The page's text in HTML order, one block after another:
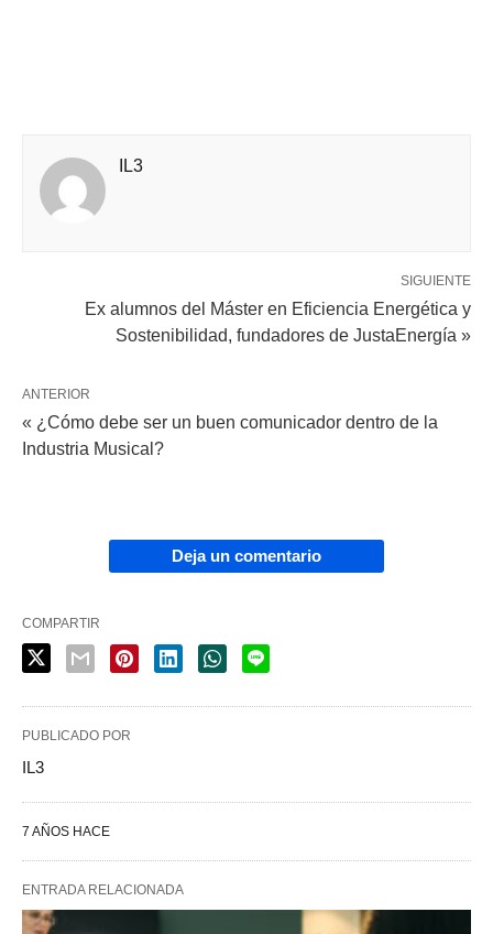
IL3
SIGUIENTE
Ex alumnos del Máster en Eficiencia Energética y
Sostenibilidad, fundadores de JustaEnergía »
ANTERIOR
« ¿Cómo debe ser un buen comunicador dentro de la
Industria Musical?
Deja un comentario
COMPARTIR
PUBLICADO POR
IL3
7 AÑOS HACE
ENTRADA RELACIONADA